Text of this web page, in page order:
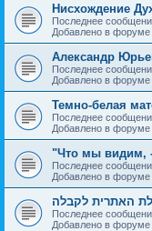
Нисхождение
Последнее
Добавлено в форуме
Александр
Последнее
Добавлено в форуме
Темно-белая
Последнее
Добавлено в форуме
"Что мы видим, -
Последнее
Добавлено в форуме
האתרית לקבלה
Последнее
Добавлено в форуме